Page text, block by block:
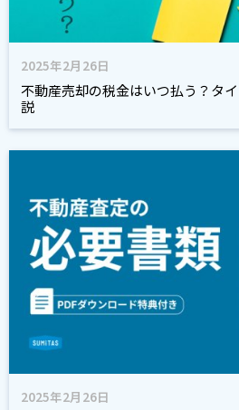
2025年2月26日
不動産売却の税金はいつ払う？タ
説
2025年2月26日